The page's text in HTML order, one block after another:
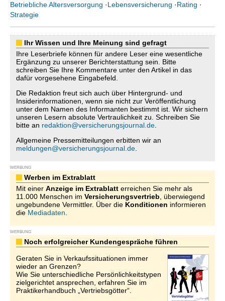
Betriebliche Altersversorgung ·Lebensversicherung ·Rating ·
Strategie
Ihr Wissen und Ihre Meinung sind gefragt
Ihre Leserbriefe können für andere Leser eine wesentliche
Ergänzung zu unserer Berichterstattung sein. Bitte
schreiben Sie Ihre Kommentare unter den Artikel in das
dafür vorgesehene Eingabefeld.
Die Redaktion freut sich auch über Hintergrund- und
Insiderinformationen, wenn sie nicht zur Veröffentlichung
unter dem Namen des Informanten bestimmt ist. Wir sichern
unseren Lesern absolute Vertraulichkeit zu. Schreiben Sie
bitte an redaktion@versicherungsjournal.de
Allgemeine Pressemitteilungen erbitten wir an
meldungen@versicherungsjournal.de
WERBUNG
Werben im Extrablatt
Mit einer Anzeige im Extrablatt erreichen Sie mehr als
11.000 Menschen im Versicherungsvertrieb , überwiegend
ungebundene Vermittler. Über die Konditionen informieren
die Mediadaten
WERBUNG
Noch erfolgreicher Kundengespräche führen
Geraten Sie in Verkaufssituationen immer
wieder an Grenzen?
Wie Sie unterschiedliche Persönlichkeitstypen
zielgerichtet ansprechen, erfahren Sie im
Praktikerhandbuch „Vertriebsgötter“.